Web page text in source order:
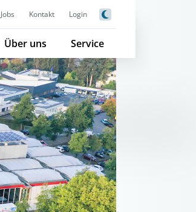
Jobs Kontakt Login
Über uns Service